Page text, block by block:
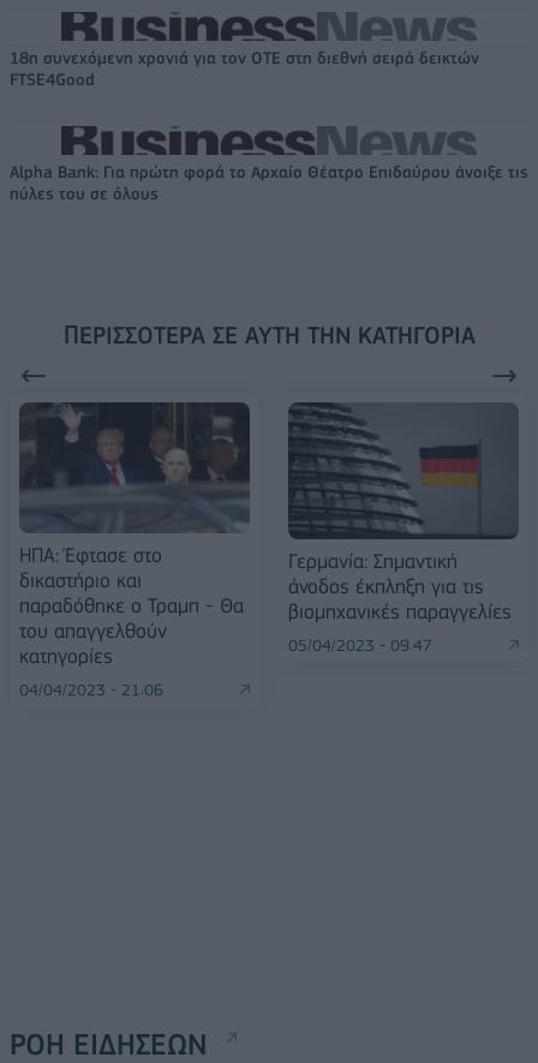
18η συνεχόμενη χρονιά για τον ΟΤΕ στη διεθνή σειρά δεικτών
FTSE4Good
Alpha Bank: Για πρώτη φορά το Αρχαίο Θέατρο Επιδαύρου άνοιξε τις
πύλες του σε όλους
ΠΕΡΙΣΣΌΤΕΡΑ ΣΕ ΑΥΤΉ ΤΗΝ ΚΑΤΗΓΟΡΊΑ
ΗΠΑ: Έφτασε στο
δικαστήριο και
παραδόθηκε ο Τραμπ - Θα
του απαγγελθούν
κατηγορίες
04/04/2023 - 21:06
Γερμανία: Σημαντική
άνοδος έκπληξη για τις
βιομηχανικές παραγγελίες
05/04/2023 - 09:47
ΡΟΗ ΕΙΔΗΣΕΩΝ